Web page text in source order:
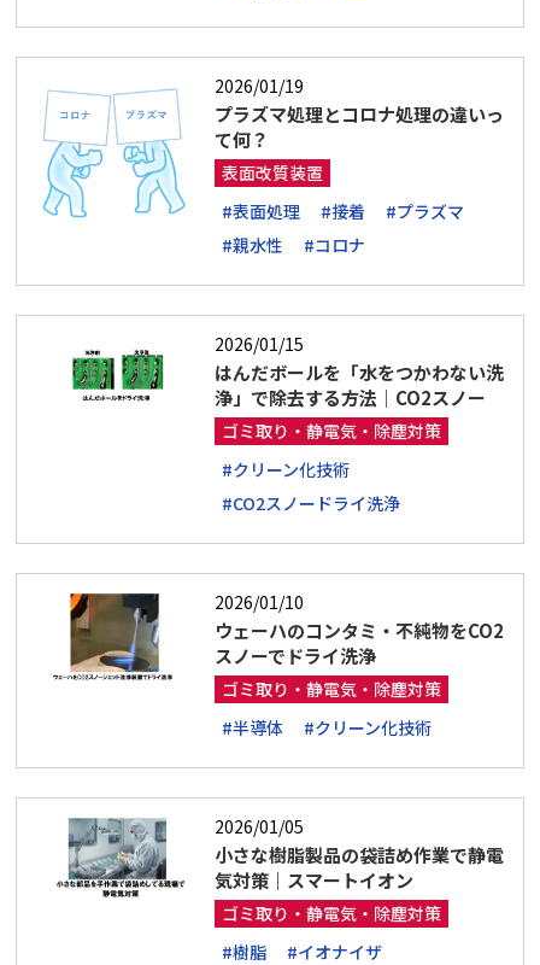
2026/01/19
プラズマ処理とコロナ処理の違いっ
て何？
表面改質装置
#表面処理
#接着
#プラズマ
#親水性
#コロナ
2026/01/15
はんだボールを「水をつかわない洗
浄」で除去する方法｜CO2スノー
ゴミ取り・静電気・除塵対策
#クリーン化技術
#CO2スノードライ洗浄
2026/01/10
ウェーハのコンタミ・不純物をCO2
スノーでドライ洗浄
ゴミ取り・静電気・除塵対策
#半導体
#クリーン化技術
2026/01/05
小さな樹脂製品の袋詰め作業で静電
気対策｜スマートイオン
ゴミ取り・静電気・除塵対策
#樹脂
#イオナイザ